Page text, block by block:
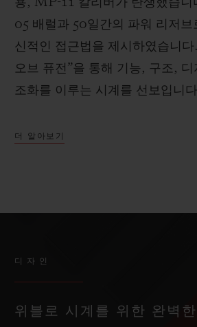
용, MP-11 칼리버가 탄생했습
05 배럴과 50일간의 파워 리저브
신적인 접근법을 제시하였습니
오브 퓨전”을 통해 기능, 구조, 디
조화를 이루는 시계를 선보입니
더 알아보기
디자인
위블로 시계를 위한 완벽